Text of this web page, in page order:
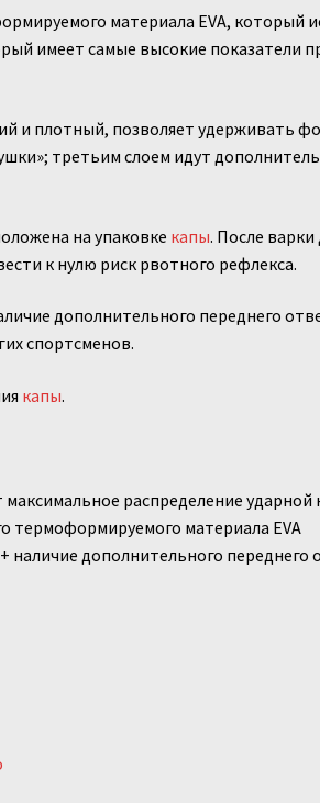
материала EVA, который
имеет самые высокие показатели
и плотный, позволяет удерживать
третьим слоем идут
на упаковке капы. После варки
к нулю риск рвотного рефлекса.
дополнительного переднего
спортсменов.
капы.
распределение ударной
термоформируемого материала EVA
наличие дополнительного переднего